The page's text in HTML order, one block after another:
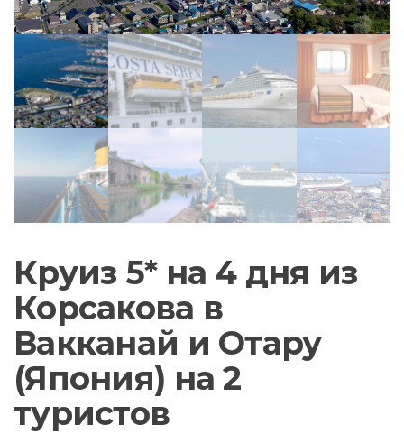
Круиз 5* на 4 дня из
Корсакова в
Вакканай и Отару
(Япония) на 2
туристов